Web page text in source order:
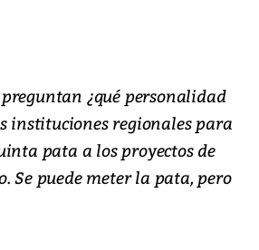
¿qué personalidad
instituciones regionales para
pata a los proyectos de
Se puede meter la pata, pero